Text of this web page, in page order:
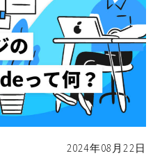
2024年08月22日